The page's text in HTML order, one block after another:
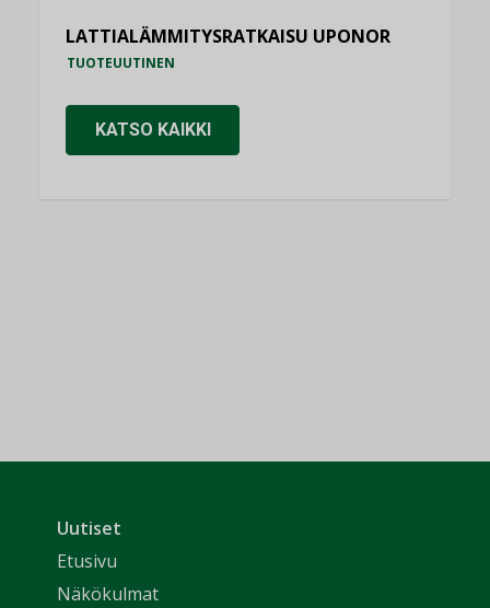
LATTIALÄMMITYSRATKAISU UPONOR
TUOTEUUTINEN
KATSO KAIKKI
Uutiset
Etusivu
Näkökulmat